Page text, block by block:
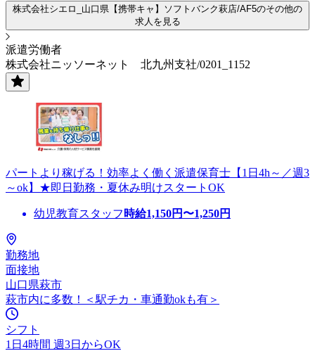
株式会社シエロ_山口県【携帯キャ】ソフトバンク萩店/AF5のその他の
求人を見る
派遣労働者
株式会社ニッソーネット 北九州支社/0201_1152
パートより稼げる！効率よく働く派遣保育士【1日4h～／週3
～ok】★即日勤務・夏休み明けスタートOK
幼児教育スタッフ 時給1,150円〜1,250円
勤務地
面接地
山口県萩市
萩市内に多数！＜駅チカ・車通勤okも有＞
シフト
1日4時間 週3日からOK